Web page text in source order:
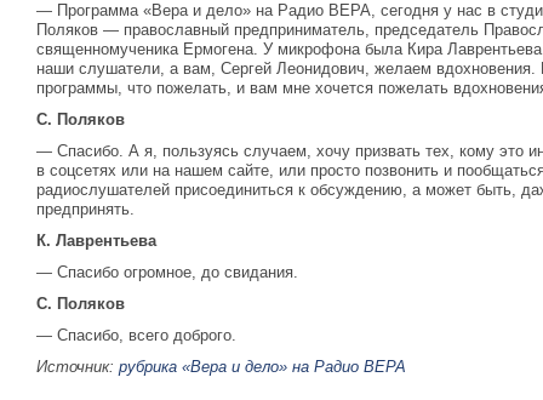
— Программа «Вера и дело» на Радио ВЕРА, сегодня у нас в
Поляков — православный предприниматель, председатель
священномученика Ермогена. У микрофона была Кира
наши слушатели, а вам, Сергей Леонидович, желаем вдохновения.
программы, что пожелать, и вам мне хочется пожелать
С. Поляков
— Спасибо. А я, пользуясь случаем, хочу призвать тех, кому это
в соцсетях или на нашем сайте, или просто позвонить и
радиослушателей присоединиться к обсуждению, а может быть,
предпринять.
К. Лаврентьева
— Спасибо огромное, до свидания.
С. Поляков
— Спасибо, всего доброго.
Источник: рубрика «Вера и дело» на Радио ВЕРА